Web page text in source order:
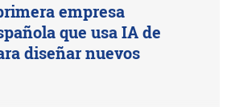
empresa
que usa IA de
diseñar nuevos